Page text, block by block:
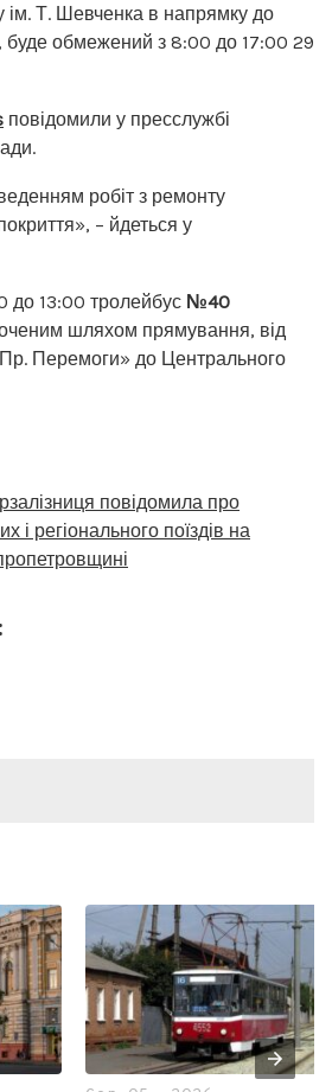
ім. Т. Шевченка в напрямку до
буде обмежений з 8:00 до 17:00 29
повідомили у пресслужбі
робіт з ремонту
– йдеться у
до 13:00 тролейбус №40
шляхом прямування, від
Перемоги» до Центрального
повідомила про
і регіонального поїздів на